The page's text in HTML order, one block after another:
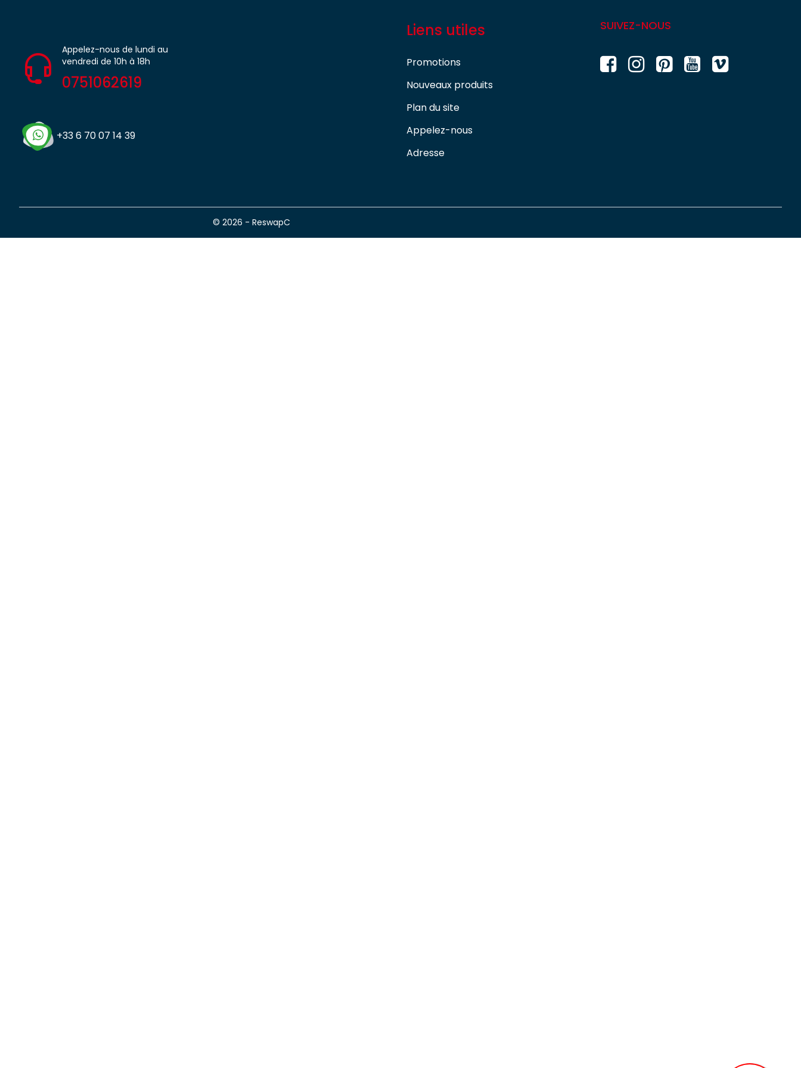
Appelez-nous de lundi au
vendredi de 10h à 18h
0751062619
+33 6 70 07 14 39
Liens utiles
Promotions
Nouveaux produits
Plan du site
Appelez-nous
Adresse
SUIVEZ-NOUS
© 2026 - ReswapC